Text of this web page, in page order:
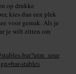
op drukke
kies dan een plek
voor gemak. Als je
je wilt zitten om
bar?utm_sour
stables